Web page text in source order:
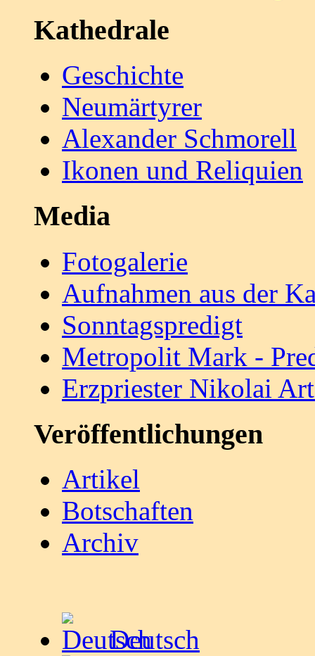
Kathedrale
Geschichte
Neumärtyrer
Alexander Schmorell
Ikonen und Reliquien
Media
Fotogalerie
Aufnahmen aus der
Sonntagspredigt
Metropolit Mark -
Erzpriester Nikolai
Veröffentlichungen
Artikel
Botschaften
Archiv
Deutsch